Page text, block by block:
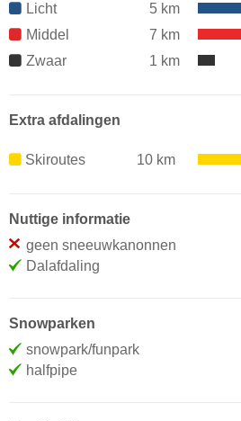
Licht
5 km
Middel
7 km
Zwaar
1 km
Extra afdalingen
Skiroutes 10 km
Nuttige informatie
geen sneeuwkanonnen
Dalafdaling
Snowparken
snowpark/funpark
halfpipe